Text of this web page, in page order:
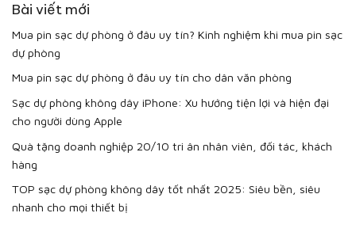
Bài viết mới
Mua pin sạc dự phòng ở đâu uy tín? Kinh nghiệm khi mua pin sạc
dự phòng
Mua pin sạc dự phòng ở đâu uy tín cho dân văn phòng
Sạc dự phòng không dây iPhone: Xu hướng tiện lợi và hiện đại
cho người dùng Apple
Quà tặng doanh nghiệp 20/10 tri ân nhân viên, đối tác, khách
hàng
TOP sạc dự phòng không dây tốt nhất 2025: Siêu bền, siêu
nhanh cho mọi thiết bị